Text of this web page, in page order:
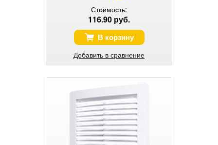
Стоимость:
116.90 руб.
В корзину
Добавить в сравнение